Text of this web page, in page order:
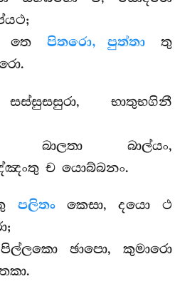
තෙ පිතරො, පුත්තා තු
භාතුභගිනී
බාලතා බාල්යං,
ච යොබ්බනං.
පලිතංකෙසා, දයො ථ
ඡාපො, කුමාරො